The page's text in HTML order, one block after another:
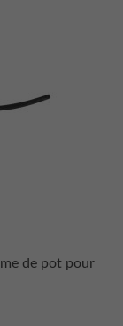
de pot pour